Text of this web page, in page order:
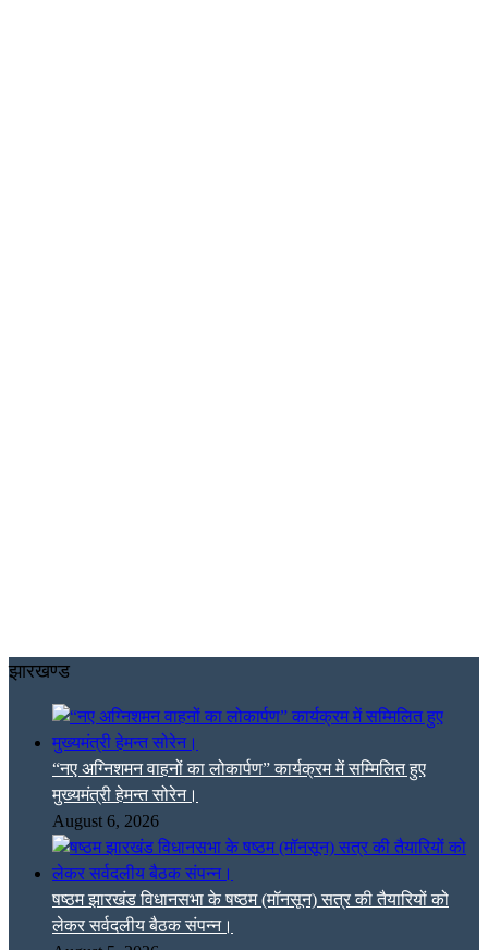
झारखण्ड
“नए अग्निशमन वाहनों का लोकार्पण” कार्यक्रम में सम्मिलित हुए
मुख्यमंत्री हेमन्त सोरेन।
August 6, 2026
षष्ठम झारखंड विधानसभा के षष्ठम (मॉनसून) सत्र की तैयारियों को
लेकर सर्वदलीय बैठक संपन्न।